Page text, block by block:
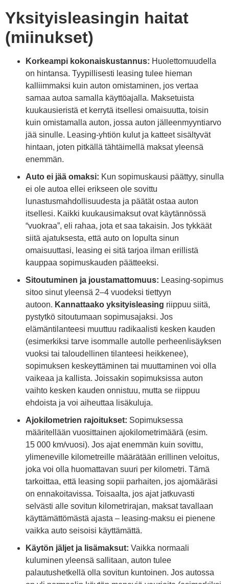
Yksityisleasingin haitat
(miinukset)
Korkeampi kokonaiskustannus: Huolettomuudella
on hintansa. Tyypillisesti leasing tulee hieman
kalliimmaksi kuin auton omistaminen, jos vertaa
samaa autoa samalla käyttöajalla. Maksetuista
kuukausieristä et kerrytä itsellesi omaisuutta, toisin
kuin omistamalla auton, jossa auton jälleenmyyntiarvo
jää sinulle. Leasing-yhtiön kulut ja katteet sisältyvät
hintaan, joten pitkällä tähtäimellä maksat yleensä
enemmän.
Auto ei jää omaksi: Kun sopimuskausi päättyy, sinulla
ei ole autoa ellei erikseen ole sovittu
lunastusmahdollisuudesta ja päätät ostaa auton
itsellesi. Kaikki kuukausimaksut ovat käytännössä
“vuokraa”, eli rahaa, jota et saa takaisin. Jos tykkäät
siitä ajatuksesta, että auto on lopulta sinun
omaisuuttasi, leasing ei sitä tarjoa ilman erillistä
kauppaa sopimuskauden päätteeksi.
Sitoutuminen ja joustamattomuus: Leasing-sopimus
sitoo sinut yleensä 2–4 vuodeksi tiettyyn
autoon. Kannattaako yksityisleasing riippuu siitä,
pystytkö sitoutumaan sopimusajaksi. Jos
elämäntilanteesi muuttuu radikaalisti kesken kauden
(esimerkiksi tarve isommalle autolle perheenlisäyksen
vuoksi tai taloudellinen tilanteesi heikkenee),
sopimuksen keskeyttäminen tai muuttaminen voi olla
vaikeaa ja kallista. Joissakin sopimuksissa auton
vaihto kesken kauden onnistuu, mutta se riippuu
ehdoista ja voi aiheuttaa lisäkuluja.
Ajokilometrien rajoitukset: Sopimuksessa
määritellään vuosittainen ajokilometrimäärä (esim.
15 000 km/vuosi). Jos ajat enemmän kuin sovittu,
ylimeneville kilometreille määrätään erillinen veloitus,
joka voi olla huomattavan suuri per kilometri. Tämä
tarkoittaa, että leasing sopii parhaiten, jos ajomääräsi
on ennakoitavissa. Toisaalta, jos ajat jatkuvasti
selvästi alle sovitun kilometrirajan, maksat tavallaan
käyttämättömästä ajasta – leasing-maksu ei pienene
vaikka auto seisoisi käyttämättä.
Käytön jäljet ja lisämaksut: Vaikka normaali
kuluminen yleensä sallitaan, auton tulee
palautushetkellä olla sovitun kuntoinen. Jos autossa